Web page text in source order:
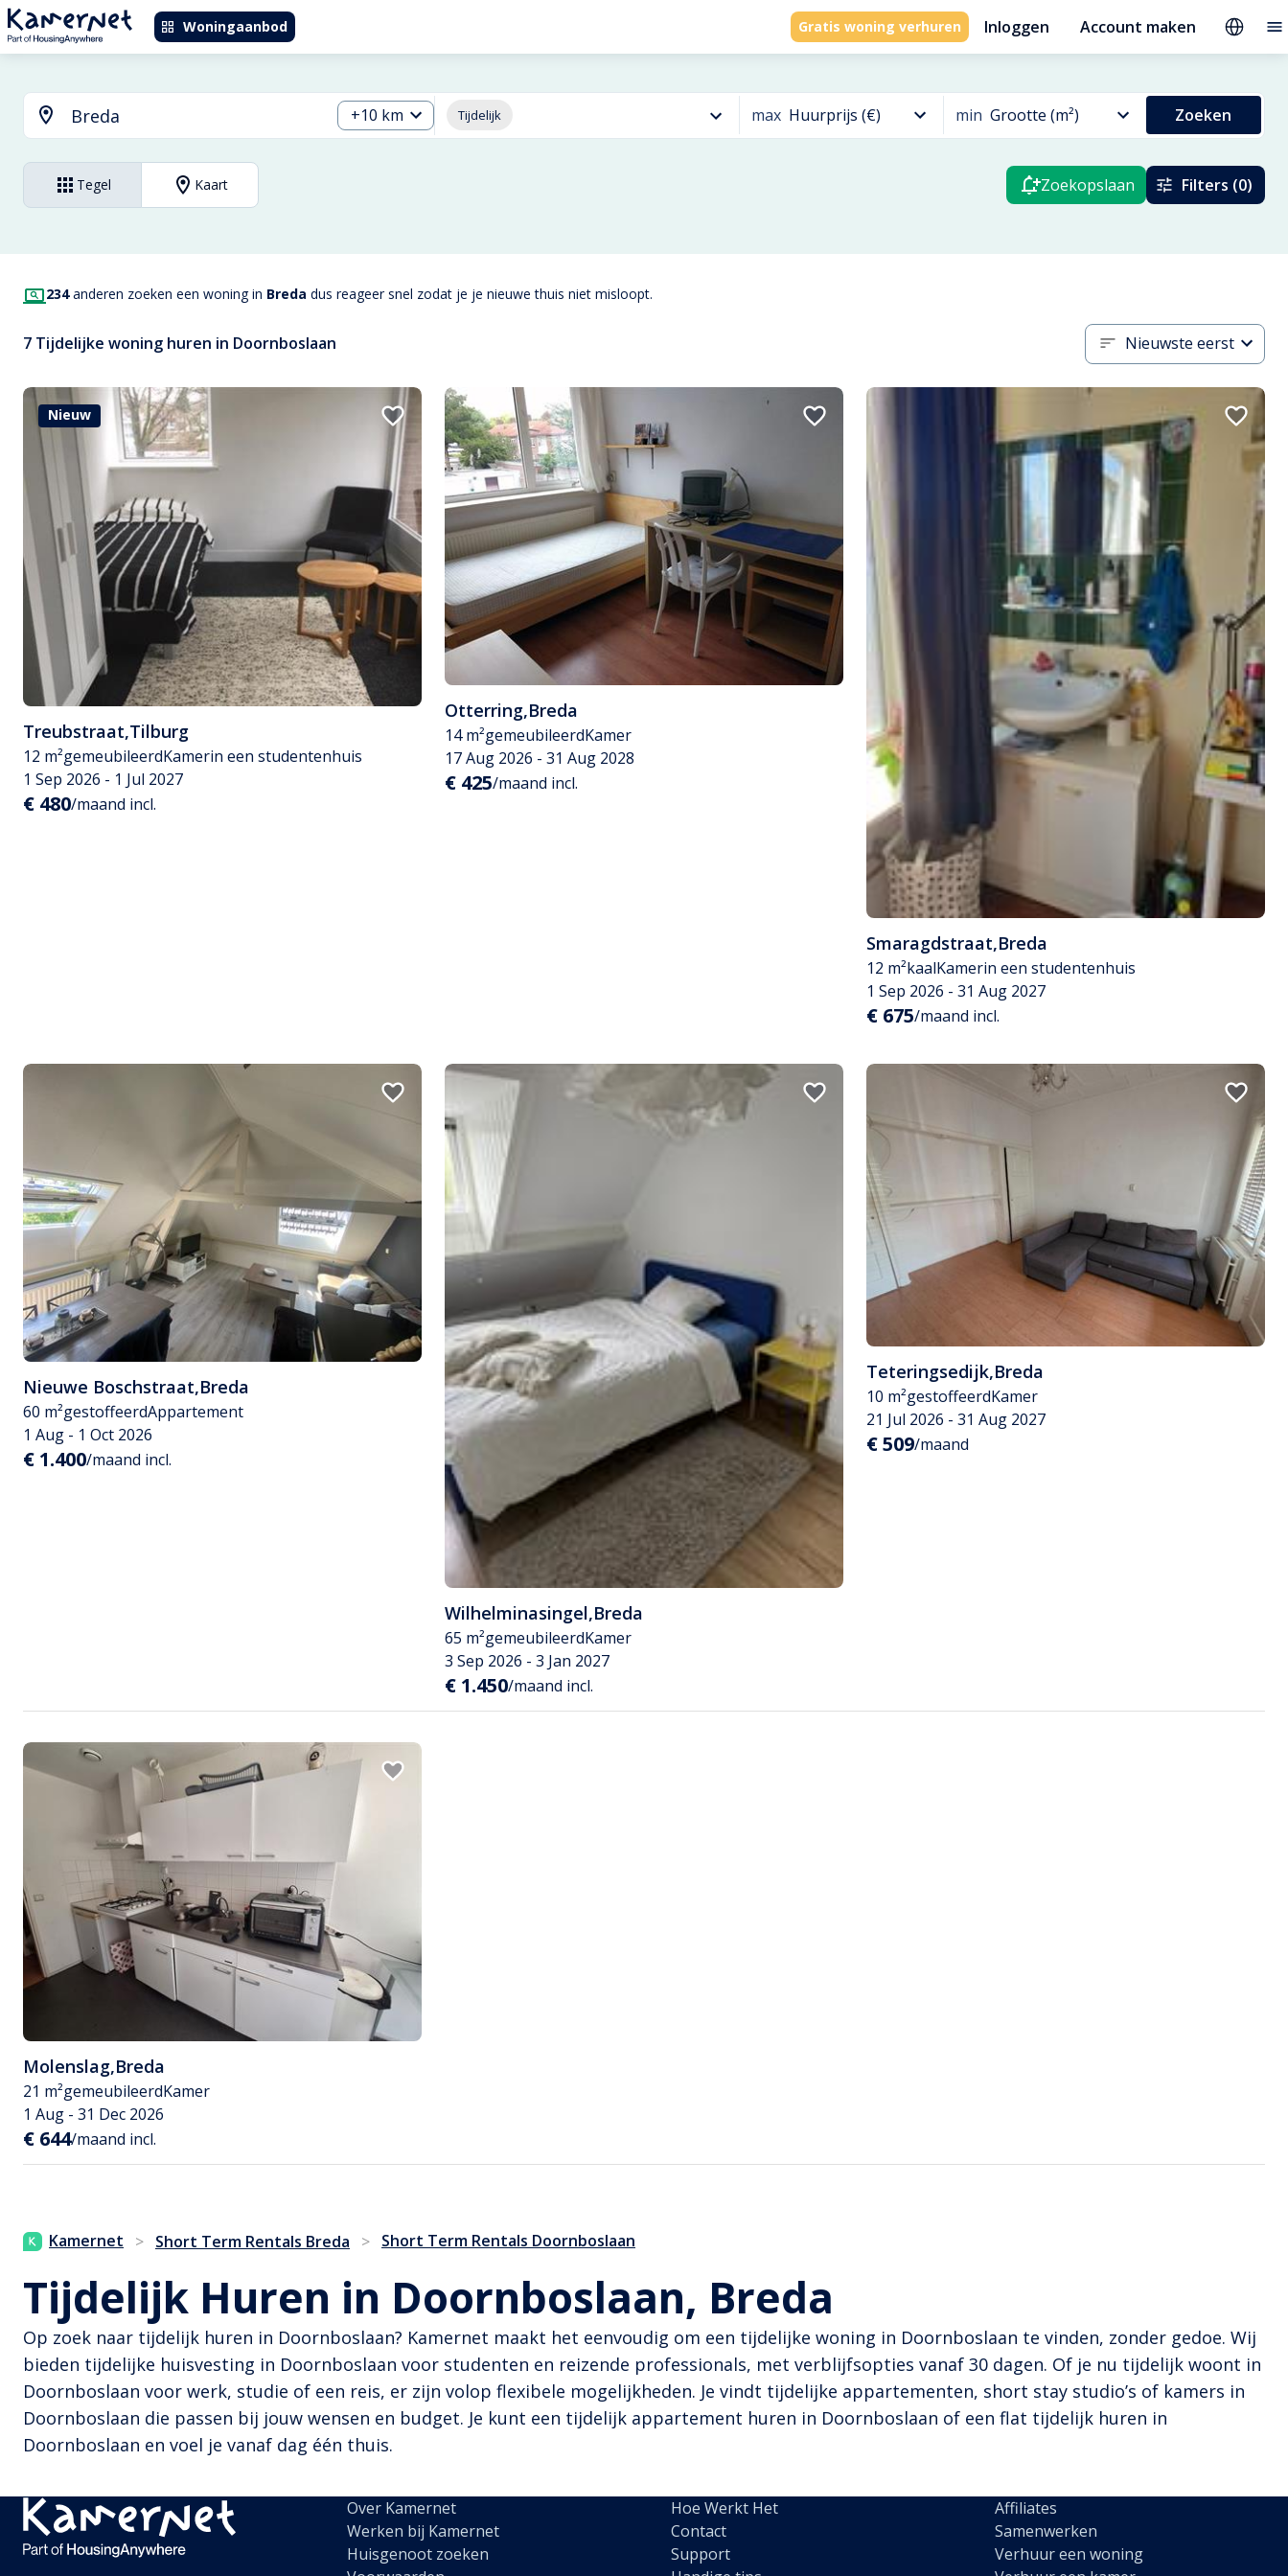
Woningaanbod Gratis woning verhuren Inloggen Account maken
+10 km Tijdelijk max Huurprijs (€) min Grootte (m²) Zoeken
Tegel Kaart Zoekopslaan Filters (0)
234anderen zoeken een woning in Breda dus reageer snel zodat je je nieuwe thuis niet misloopt.
7 Tijdelijke woning huren in Doornboslaan Nieuwste eerst
Nieuw
Treubstraat,Tilburg
12 m²gemeubileerdKamerin een studentenhuis
1 Sep 2026 - 1 Jul 2027
€ 480/maand incl.
Otterring,Breda
14 m²gemeubileerdKamer
17 Aug 2026 - 31 Aug 2028
€ 425/maand incl.
Smaragdstraat,Breda
12 m²kaalKamerin een studentenhuis
1 Sep 2026 - 31 Aug 2027
€ 675/maand incl.
Nieuwe Boschstraat,Breda
60 m²gestoffeerdAppartement
1 Aug - 1 Oct 2026
€ 1.400/maand incl.
Wilhelminasingel,Breda
65 m²gemeubileerdKamer
3 Sep 2026 - 3 Jan 2027
€ 1.450/maand incl.
Teteringsedijk,Breda
10 m²gestoffeerdKamer
21 Jul 2026 - 31 Aug 2027
€ 509/maand
Molenslag,Breda
21 m²gemeubileerdKamer
1 Aug - 31 Dec 2026
€ 644/maand incl.
Kamernet > Short Term Rentals Breda > Short Term Rentals Doornboslaan
Tijdelijk Huren in Doornboslaan, Breda
Op zoek naar tijdelijk huren in Doornboslaan? Kamernet maakt het eenvoudig om een tijdelijke woning in Doornboslaan te vinden, zonder gedoe. Wij
bieden tijdelijke huisvesting in Doornboslaan voor studenten en reizende professionals, met verblijfsopties vanaf 30 dagen. Of je nu tijdelijk woont in
Doornboslaan voor werk, studie of een reis, er zijn volop flexibele mogelijkheden. Je vindt tijdelijke appartementen, short stay studio’s of kamers in
Doornboslaan die passen bij jouw wensen en budget. Je kunt een tijdelijk appartement huren in Doornboslaan of een flat tijdelijk huren in
Doornboslaan en voel je vanaf dag één thuis.
Over Kamernet
Werken bij Kamernet
Huisgenoot zoeken
Hoe Werkt Het
Contact
Support
Affiliates
Samenwerken
Verhuur een woning